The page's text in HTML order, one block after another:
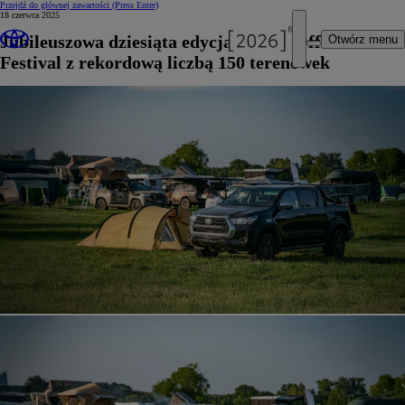
Przejdź do głównej zawartości (Press Enter)
Otwórz menu
18 czerwca 2025
Jubileuszowa dziesiąta edycja Toyota Off-Road
Festival z rekordową liczbą 150 terenówek